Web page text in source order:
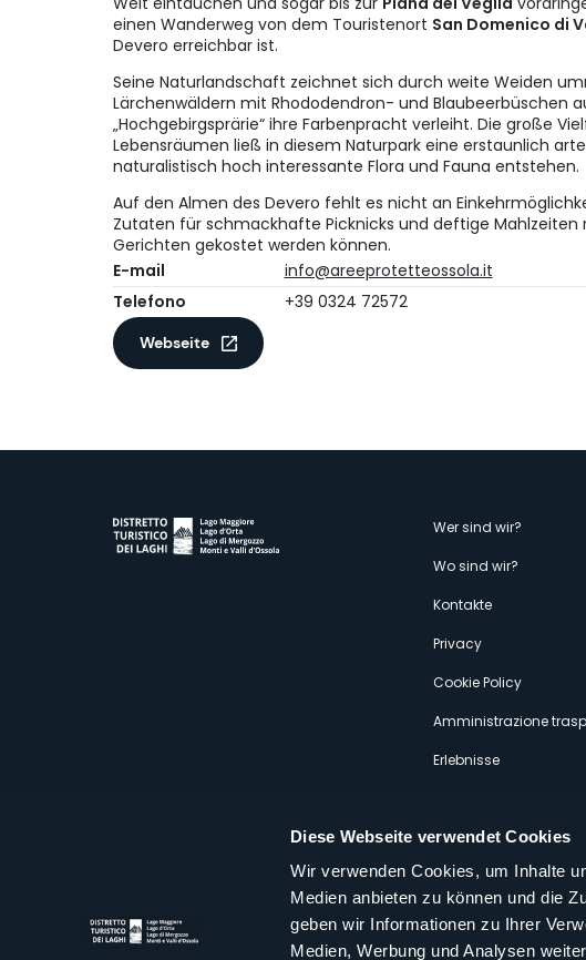
Diese Webseite verwendet Cookies
Wir verwenden Cookies, um Inhalte
Medien anbieten zu können und die
geben wir Informationen zu Ihrer
Medien, Werbung und Analysen
einen Wanderweg von dem Touristenort San Domenico di
Devero erreichbar ist.
Seine Naturlandschaft zeichnet sich durch weite Weiden
Lärchenwäldern mit Rhododendron- und Blaubeerbüschen
„Hochgebirgsprärie“ ihre Farbenpracht verleiht. Die große
Lebensräumen ließ in diesem Naturpark eine erstaunlich
naturalistisch hoch interessante Flora und Fauna entstehen.
Auf den Almen des Devero fehlt es nicht an
Zutaten für schmackhafte Picknicks und deftige Mahlzeiten
Gerichten gekostet werden können.
E-mail
info@areeprotetteossola.it
Telefono
+39 0324 72572
Webseite
Menù
Wer sind wir?
Wo sind wir?
Kontakte
Privacy
Cookie Policy
Amministrazione
Erlebnisse
Distretto Turistico dei Laghi Scrl
Sede legale e operativa: Corso Italia 26 - 28838 Stresa VB - Italy